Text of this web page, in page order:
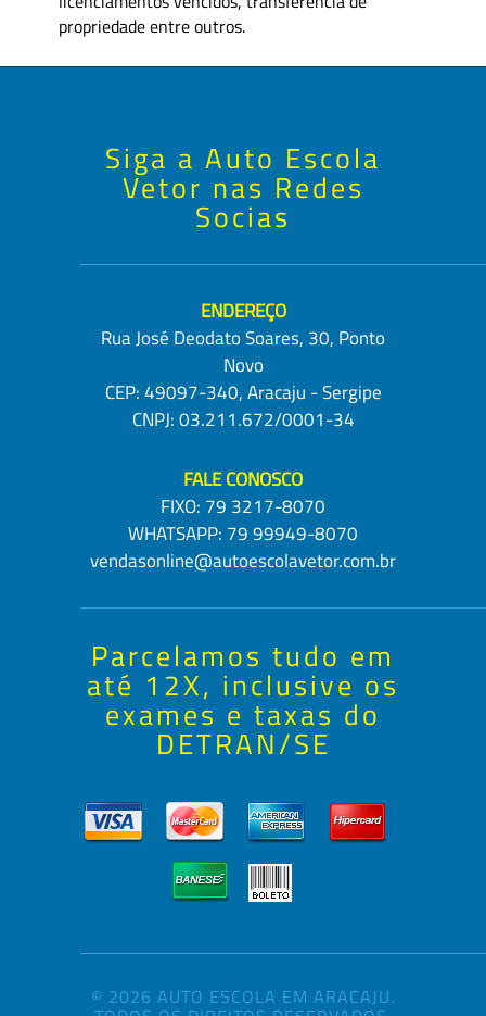
propriedade entre outros.
Siga a Auto Escola
Vetor nas Redes
Socias
ENDEREÇO
Rua José Deodato Soares, 30, Ponto
Novo
CEP: 49097-340, Aracaju - Sergipe
CNPJ: 03.211.672/0001-34
FALE CONOSCO
FIXO: 79 3217-8070
WHATSAPP: 79 99949-8070
vendasonline@autoescolavetor.com.br
Parcelamos tudo em
até 12X, inclusive os
exames e taxas do
DETRAN/SE
© 2026 AUTO ESCOLA EM ARACAJU.